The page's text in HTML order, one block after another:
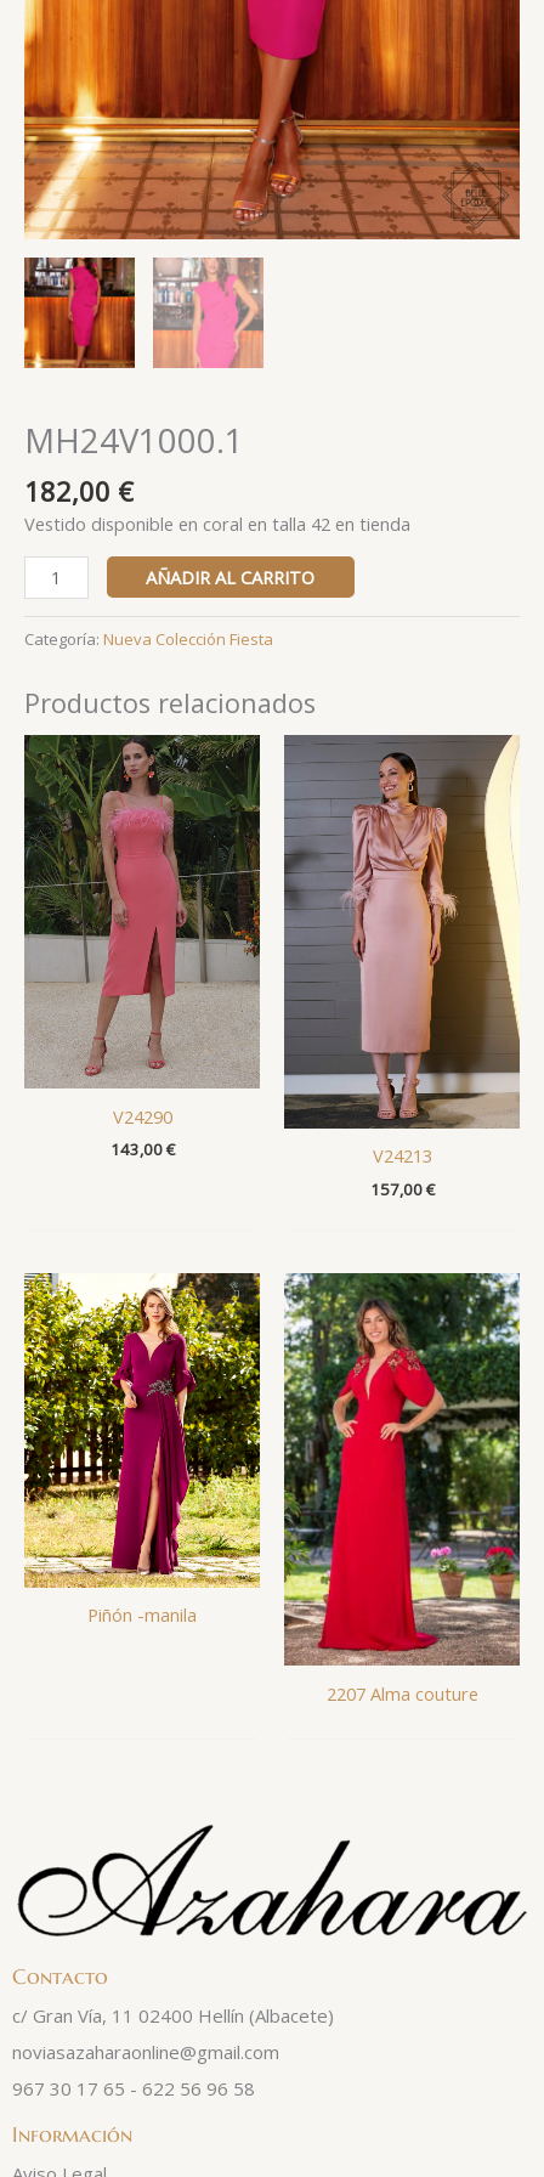
MH24V1000.1
182,00 €
Vestido disponible en coral en talla 42 en tienda
AÑADIR AL CARRITO
Categoría: Nueva Colección Fiesta
Productos relacionados
V24290
143,00€ V24213
157,00€
Piñón -manila
2207 Alma couture
Contacto
c/ Gran Vía, 11 02400 Hellín (Albacete)
noviasazaharaonline@gmail.com
967 30 17 65 - 622 56 96 58
Información